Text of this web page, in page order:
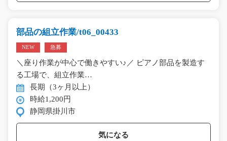
部品の組立作業/t06_00433
NEW 急募
＼座り作業が中心で働きやすい♪／ ピアノ部品を製造す
る工場で、組立作業…
長期（3ヶ月以上）
時給1,200円
静岡県掛川市
気になる